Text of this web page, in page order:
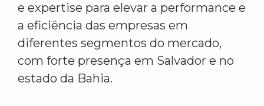
e expertise para elevar a performance e
a eficiência das empresas em
diferentes segmentos do mercado,
com forte presença em Salvador e no
estado da Bahia.